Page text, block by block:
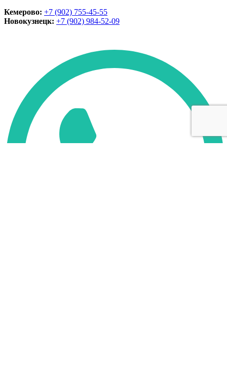
Кемерово: +7 (902) 755-45-55
Новокузнецк: +7 (902) 984-52-09